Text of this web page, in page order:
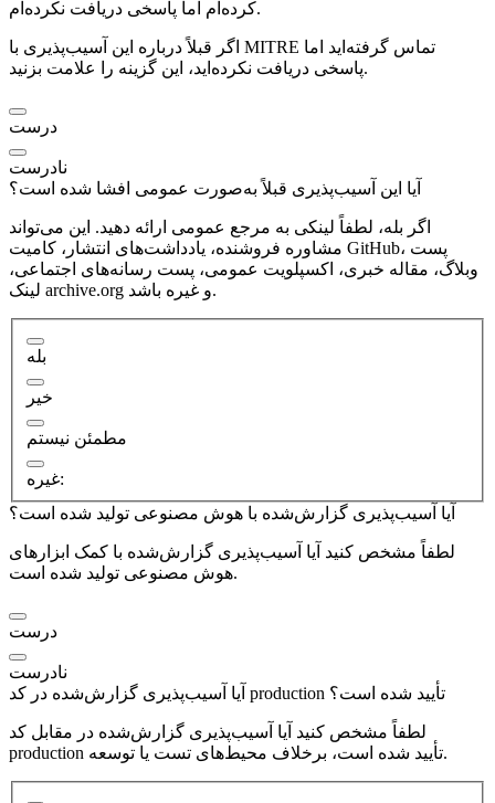
کرده‌ام اما پاسخی دریافت نکرده‌ام.
اگر قبلاً درباره این آسیب‌پذیری با MITRE تماس گرفته‌اید اما
پاسخی دریافت نکرده‌اید، این گزینه را علامت بزنید.
درست
نادرست
آیا این آسیب‌پذیری قبلاً به‌صورت عمومی افشا شده است؟
اگر بله، لطفاً لینکی به مرجع عمومی ارائه دهید. این می‌تواند
مشاوره فروشنده، یادداشت‌های انتشار، کامیت GitHub، پست
وبلاگ، مقاله خبری، اکسپلویت عمومی، پست رسانه‌های اجتماعی،
لینک archive.org و غیره باشد.
بله
خیر
مطمئن نیستم
غیره:
آیا آسیب‌پذیری گزارش‌شده با هوش مصنوعی تولید شده است؟
لطفاً مشخص کنید آیا آسیب‌پذیری گزارش‌شده با کمک ابزارهای
هوش مصنوعی تولید شده است.
درست
نادرست
آیا آسیب‌پذیری گزارش‌شده در کد production تأیید شده است؟
لطفاً مشخص کنید آیا آسیب‌پذیری گزارش‌شده در مقابل کد
production تأیید شده است، برخلاف محیط‌های تست یا توسعه.